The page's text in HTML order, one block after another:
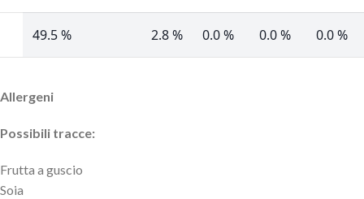
49.5 % 2.8 % 0.0 % 0.0 % 0.0 %
Allergeni
Possibili tracce:
Frutta a guscio
Soia